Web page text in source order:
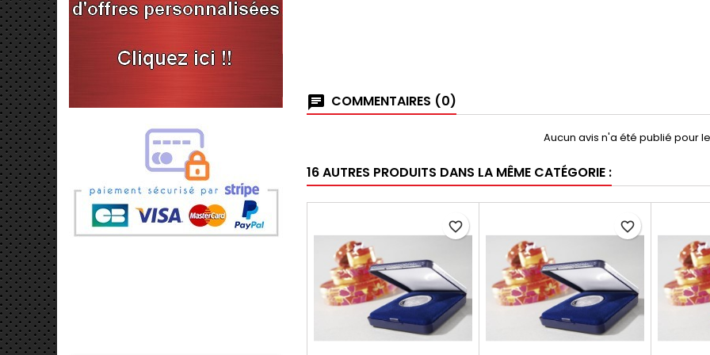
COMMENTAIRES (0)
Aucun avis n'a été publié pour
16 AUTRES PRODUITS DANS LA MÊME CATÉGORIE :
favorite_border favorite_border